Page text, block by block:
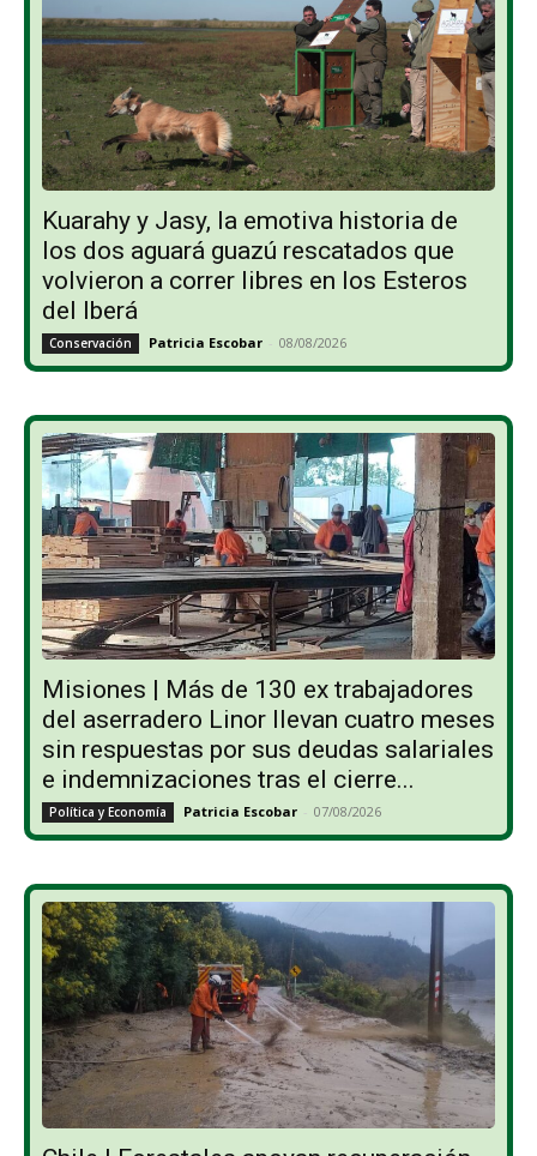
Kuarahy y Jasy, la emotiva historia de
los dos aguará guazú rescatados que
volvieron a correr libres en los Esteros
del Iberá
Conservación Patricia Escobar - 08/08/2026
Misiones | Más de 130 ex trabajadores
del aserradero Linor llevan cuatro meses
sin respuestas por sus deudas salariales
e indemnizaciones tras el cierre...
Política y Economía Patricia Escobar - 07/08/2026